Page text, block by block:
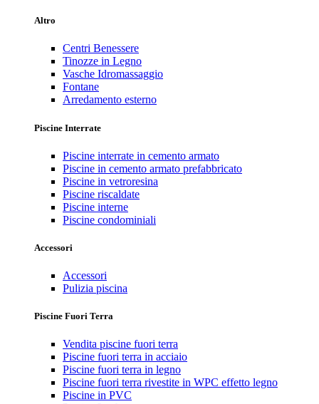
Altro
Centri Benessere
Tinozze in Legno
Vasche Idromassaggio
Fontane
Arredamento esterno
Piscine Interrate
Piscine interrate in cemento armato
Piscine in cemento armato prefabbricato
Piscine in vetroresina
Piscine riscaldate
Piscine interne
Piscine condominiali
Accessori
Accessori
Pulizia piscina
Piscine Fuori Terra
Vendita piscine fuori terra
Piscine fuori terra in acciaio
Piscine fuori terra in legno
Piscine fuori terra rivestite in WPC effetto legno
Piscine in PVC